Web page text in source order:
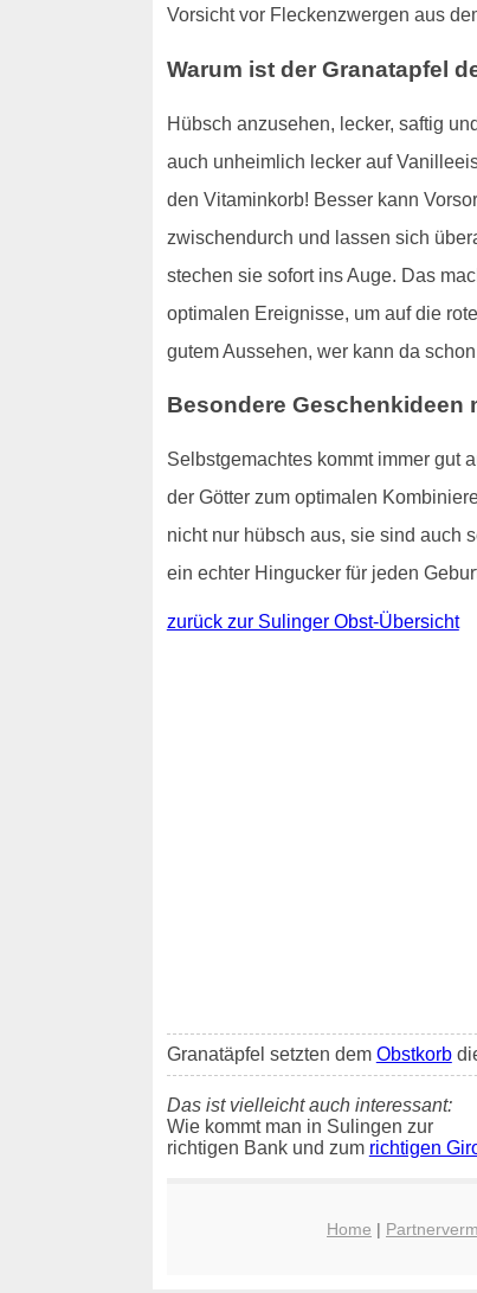
Vorsicht vor Fleckenzwergen aus
Warum ist der Granatapfel
Hübsch anzusehen, lecker, saftig
auch unheimlich lecker auf
den Vitaminkorb! Besser kann
zwischendurch und lassen sich
stechen sie sofort ins Auge. Das
optimalen Ereignisse, um auf die
gutem Aussehen, wer kann da
Besondere Geschenkideen
Selbstgemachtes kommt immer gut
der Götter zum optimalen
nicht nur hübsch aus, sie sind auch
ein echter Hingucker für jeden
zurück zur Sulinger Obst-Übersicht
Granatäpfel setzten dem Obstkorb
Das ist vielleicht auch interessant:
Wie kommt man in Sulingen zur
richtigen Bank und zum richtigen
Home |